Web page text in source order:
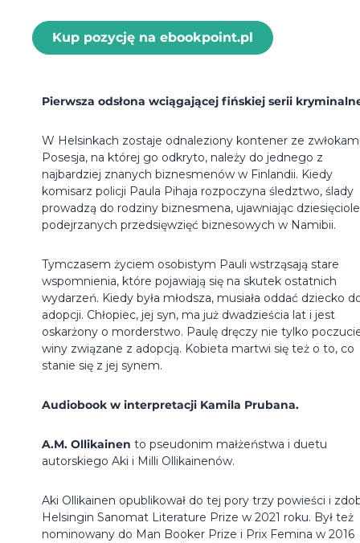
Kup pozycję na ebookpoint.pl
Pierwsza odsłona wciągającej fińskiej serii
W Helsinkach zostaje odnaleziony kontener ze
Posesja, na której go odkryto, należy do jednego z
najbardziej znanych biznesmenów w Finlandii. Kiedy
komisarz policji Paula Pihaja rozpoczyna śledztwo, ślady
prowadzą do rodziny biznesmena, ujawniając
podejrzanych przedsięwzięć biznesowych w Namibii.
Tymczasem życiem osobistym Pauli wstrząsają stare
wspomnienia, które pojawiają się na skutek ostatnich
wydarzeń. Kiedy była młodsza, musiała oddać dziecko
adopcji. Chłopiec, jej syn, ma już dwadzieścia lat i jest
oskarżony o morderstwo. Paulę dręczy nie tylko
winy związane z adopcją. Kobieta martwi się też o to, co
stanie się z jej synem.
Audiobook w interpretacji Kamila Prubana.
A.M. Ollikainen to pseudonim małżeństwa i duetu
autorskiego Aki i Milli Ollikainenów.
Aki Ollikainen opublikował do tej pory trzy powieści i
Helsingin Sanomat Literature Prize w 2021 roku. Był też
nominowany do Man Booker Prize i Prix Femina w 2016